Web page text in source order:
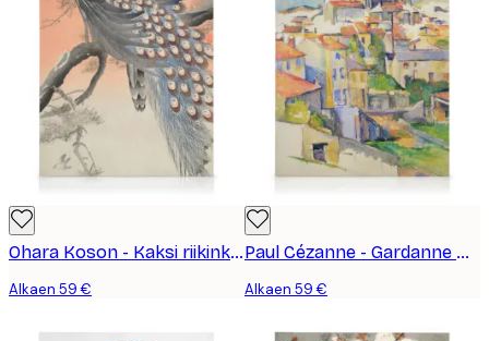
Ohara Koson - Kaksi riikinkukkoa oksalla Kanvaasi
Alkaen 59 €
Paul Cézanne - Gardanne Kanvaasi
Alkaen 59 €